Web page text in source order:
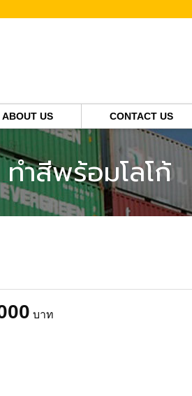
ABOUT US CONTACT US
ำสีพร้อมโลโก้
บาท